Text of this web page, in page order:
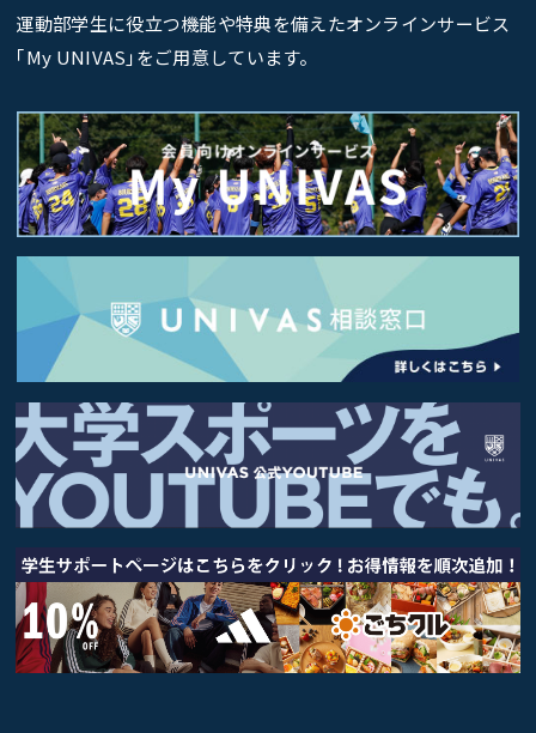
運動部学生に役立つ機能や特典を備えたオンラインサービス
｢My UNIVAS｣をご用意しています。